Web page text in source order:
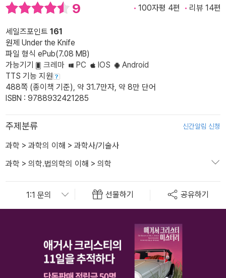
9 100자평 4편 리뷰 14편
세일즈포인트 161
원제 Under the Knife
파일 형식 ePub(7.08 MB)
가능기기
크레마 PC IOS
Android
TTS 기능 지원
488쪽 (종이책 기준), 약 31.7만자, 약 8만 단어
ISBN : 9788932421285
주제분류 신간알림 신청
과학 > 과학의 이해 > 과학사/기술사
과학 > 의학.법의학의 이해 > 의학
선물하기 공유하기